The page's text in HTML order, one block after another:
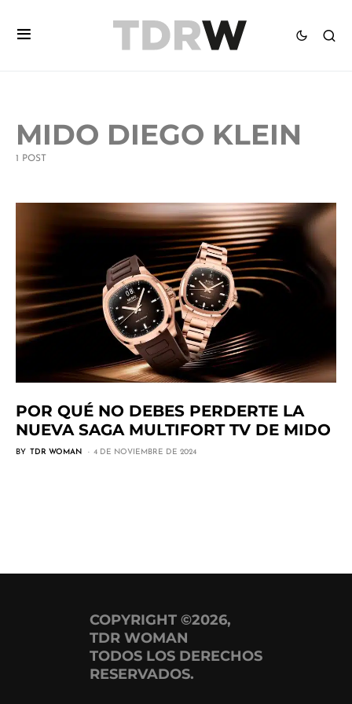
MIDO DIEGO KLEIN
1 POST
POR QUÉ NO DEBES PERDERTE LA
NUEVA SAGA MULTIFORT TV DE MIDO
BY TDR WOMAN 4 DE NOVIEMBRE DE 2024
COPYRIGHT ©2026,
TDR WOMAN
TODOS LOS DERECHOS
RESERVADOS.